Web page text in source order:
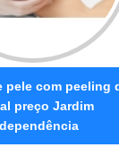
pele com peeling
preço Jardim